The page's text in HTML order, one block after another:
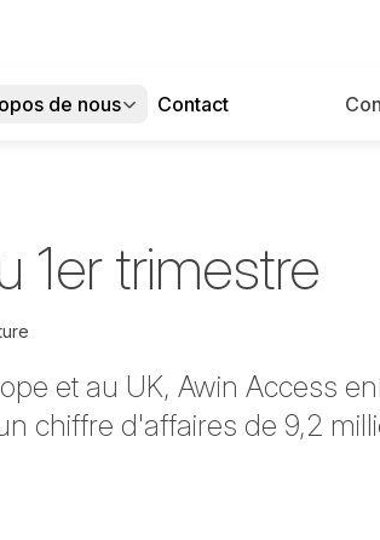
de nous Contact
1er trimestre
et au UK, Awin Access
chiffre d'affaires de 9,2